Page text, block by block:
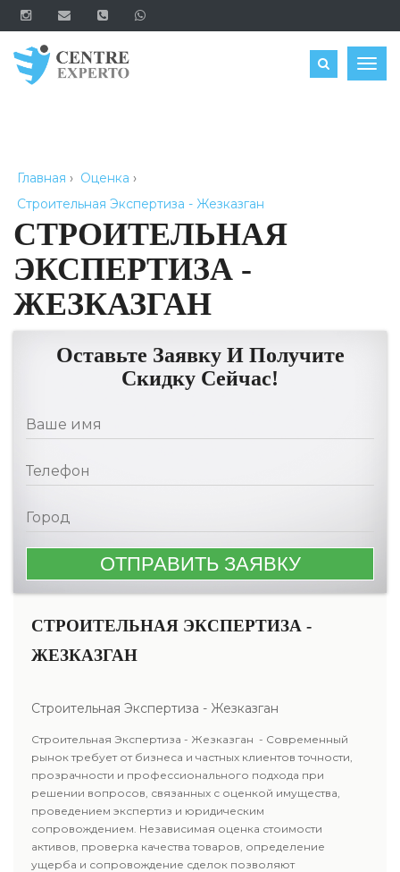
ЗАКАЗАТЬ
Главная › Оценка ›
Строительная Экспертиза - Жезказган
СТРОИТЕЛЬНАЯ
ЭКСПЕРТИЗА -
ЖЕЗКАЗГАН
Оставьте Заявку И Получите
Скидку Сейчас!
СТРОИТЕЛЬНАЯ ЭКСПЕРТИЗА -
ЖЕЗКАЗГАН
Строительная Экспертиза - Жезказган
Строительная Экспертиза - Жезказган - Современный
рынок требует от бизнеса и частных клиентов точности,
прозрачности и профессионального подхода при
решении вопросов, связанных с оценкой имущества,
проведением экспертиз и юридическим
сопровождением. Независимая оценка стоимости
активов, проверка качества товаров, определение
ущерба и сопровождение сделок позволяют